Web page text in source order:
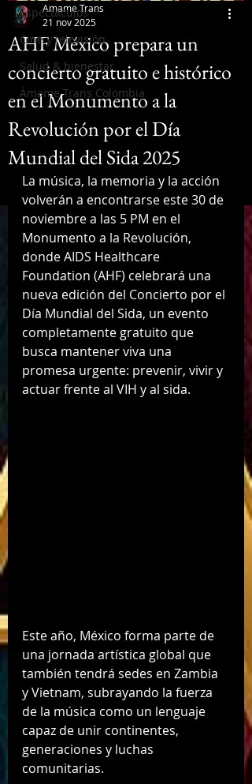
Espectáculos
Cine y televisión
Salud & bienestar
Ámame Trans Colombia
AHF México prepara un
concierto gratuito e histórico
en el Monumento a la
Revolución por el Día
Mundial del Sida 2025
Amame Trans
21 nov 2025
La música, la memoria y la acción
volverán a encontrarse este 30 de
noviembre a las 5 PM en el
Monumento a la Revolución,
donde AIDS Healthcare
Foundation (AHF) celebrará una
nueva edición del Concierto por el
Día Mundial del Sida, un evento
completamente gratuito que
busca mantener viva una
promesa urgente: prevenir, vivir y
actuar frente al VIH y al sida.
Este año, México forma parte de
una jornada artística global que
también tendrá sedes en Zambia
y Vietnam, subrayando la fuerza
de la música como un lenguaje
capaz de unir continentes,
generaciones y luchas
comunitarias.